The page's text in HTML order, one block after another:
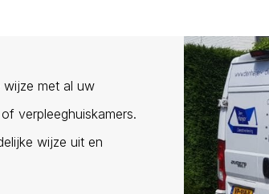
wijze met al uw
verpleeghuiskamers.
wijze uit en